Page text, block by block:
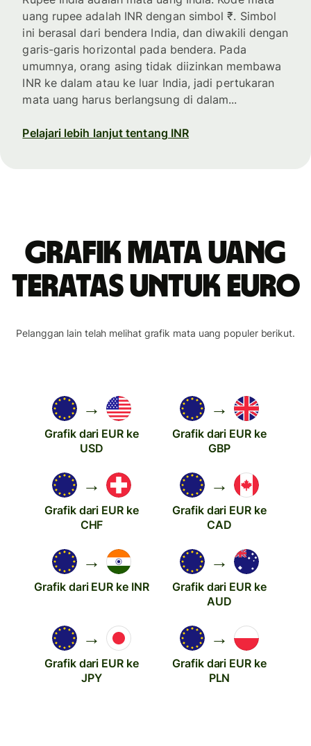
uang rupee adalah INR dengan simbol ₹. Simbol
ini berasal dari bendera India, dan diwakili dengan
garis-garis horizontal pada bendera. Pada
umumnya, orang asing tidak diizinkan membawa
INR ke dalam atau ke luar India, jadi pertukaran
mata uang harus berlangsung di dalam...
Pelajari lebih lanjut tentang INR
Grafik mata uang
teratas untuk euro
Pelanggan lain telah melihat grafik mata uang populer berikut.
→
Grafik dari EUR ke
USD
→
Grafik dari EUR ke
GBP
→
Grafik dari EUR ke
CHF
→
Grafik dari EUR ke
CAD
→
Grafik dari EUR ke INR
→
Grafik dari EUR ke
AUD
→
Grafik dari EUR ke
JPY
→
Grafik dari EUR ke
PLN